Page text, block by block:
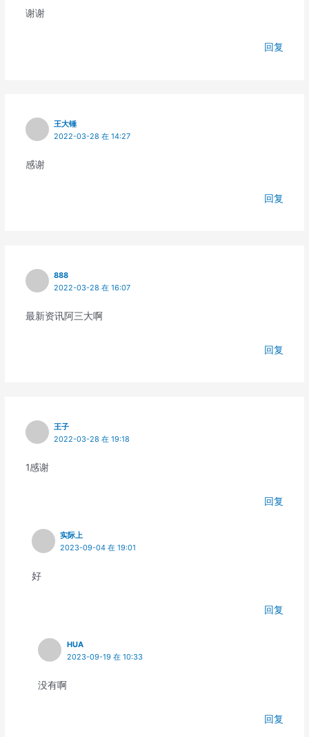
谢谢
回复
王大锤
2022-03-28 在 14:27
感谢
回复
888
2022-03-28 在 16:07
最新资讯阿三大啊
回复
王子
2022-03-28 在 19:18
1感谢
回复
实际上
2023-09-04 在 19:01
好
回复
HUA
2023-09-19 在 10:33
没有啊
回复